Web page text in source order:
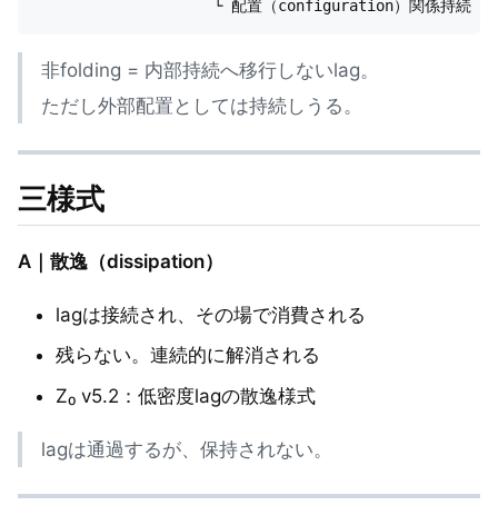
非folding = 内部持続へ移行しないlag。
ただし外部配置としては持続しうる。
三様式
A｜散逸（dissipation）
lagは接続され、その場で消費される
残らない。連続的に解消される
Z₀ v5.2：低密度lagの散逸様式
lagは通過するが、保持されない。